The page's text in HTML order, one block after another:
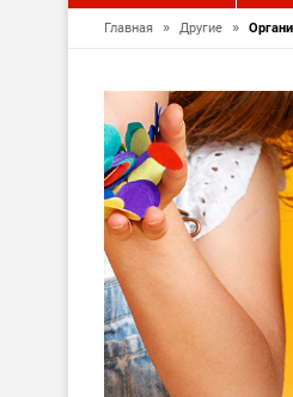
Главная » Другие »